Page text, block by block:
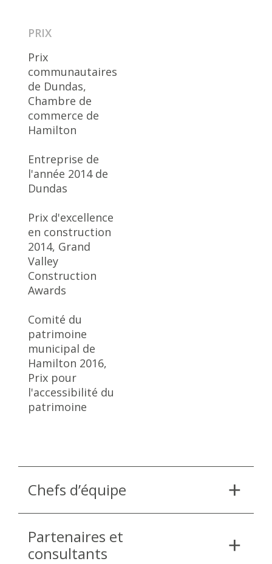
PRIX
Prix
communautaires
de Dundas,
Chambre de
commerce de
Hamilton
Entreprise de
l'année 2014 de
Dundas
Prix d'excellence
en construction
2014, Grand
Valley
Construction
Awards
Comité du
patrimoine
municipal de
Hamilton 2016,
Prix pour
l'accessibilité du
patrimoine
Chefs d’équipe
Partenaires et
consultants